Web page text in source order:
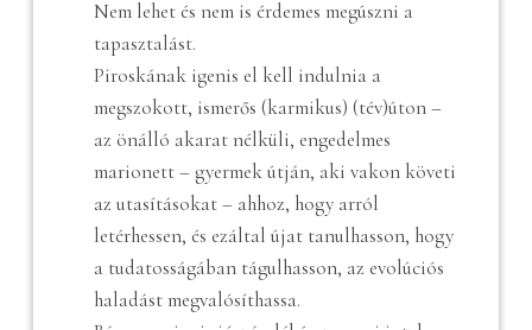
Nem lehet és nem is érdemes megúszni a
tapasztalást.
Piroskának igenis el kell indulnia a
megszokott, ismerős (karmikus) (tév)úton –
az önálló akarat nélküli, engedelmes
marionett – gyermek útján, aki vakon követi
az utasításokat – ahhoz, hogy arról
letérhessen, és ezáltal újat tanulhasson, hogy
a tudatosságában tágulhasson, az evolúciós
haladást megvalósíthassa.